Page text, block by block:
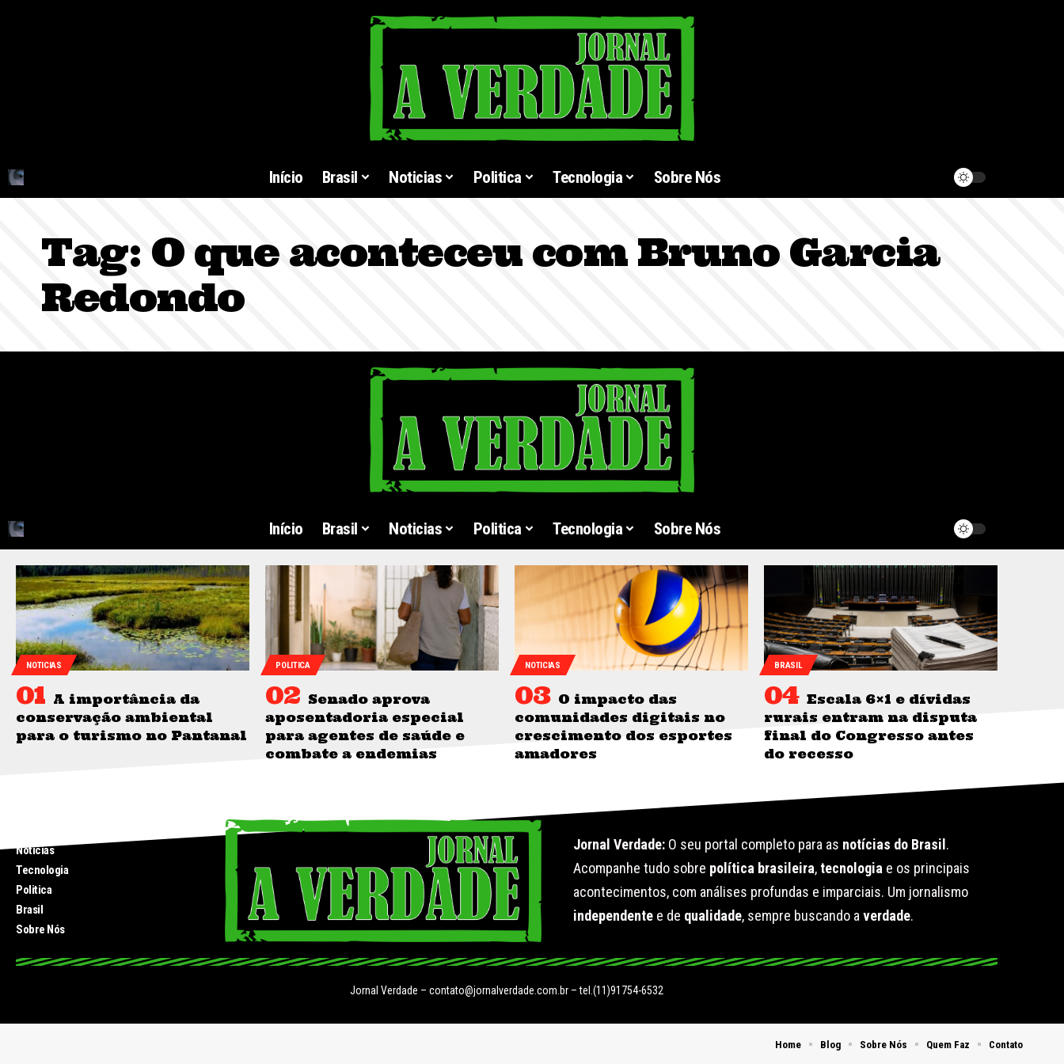
Início Brasil Noticias Politica Tecnologia Sobre Nós
Tag: O que aconteceu com Bruno Garcia
Redondo
Início Brasil Noticias Politica Tecnologia Sobre Nós
NOTICIAS
A importância da
conservação ambiental
para o turismo no Pantanal
POLITICA
Senado aprova
aposentadoria especial
para agentes de saúde e
combate a endemias
NOTICIAS
O impacto das
comunidades digitais no
crescimento dos esportes
amadores
BRASIL
Escala 6×1 e dívidas
rurais entram na disputa
final do Congresso antes
do recesso
Noticias
Tecnologia
Politica
Brasil
Sobre Nós
Jornal Verdade: O seu portal completo para as notícias do Brasil .
Acompanhe tudo sobre política brasileira,tecnologia e os principais
acontecimentos, com análises profundas e imparciais. Um jornalismo
independente e de qualidade, sempre buscando averdade.
Jornal Verdade – contato@jornalverdade.com.br – tel.(11)91754-6532
Home Blog Sobre Nós Quem Faz Contato